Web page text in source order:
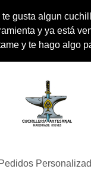
te gusta algun
y ya está
y te hago algo
Pedidos